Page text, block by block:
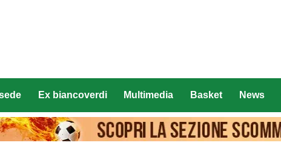
Ex biancoverdi Multimedia Basket News